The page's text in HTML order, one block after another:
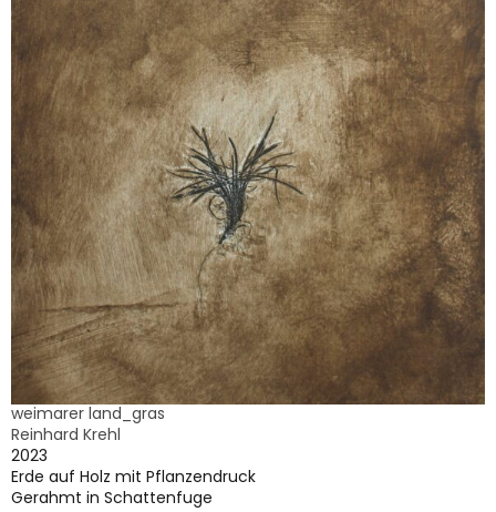
weimarer land_gras
Reinhard Krehl
2023
Erde auf Holz mit Pflanzendruck
Gerahmt in Schattenfuge